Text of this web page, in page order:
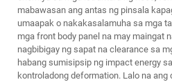
mabawasan ang antas ng pinsala
umaapak o nakakasalamuha sa mga
mga front body panel na may maingat
nagbibigay ng sapat na clearance sa
habang sumisipsip ng impact energy
kontroladong deformation. Lalo na ang